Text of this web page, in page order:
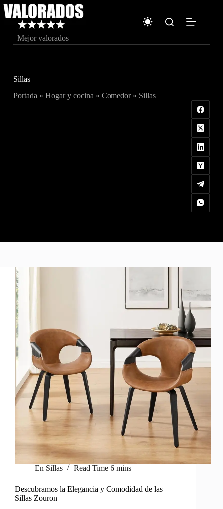
Saltar
al
contenido
Mejor valorados
Sillas
Portada » Hogar y cocina » Comedor» Sillas
En Sillas Read Time 6 mins
Descubramos la Elegancia y Comodidad de las
Sillas Zouron